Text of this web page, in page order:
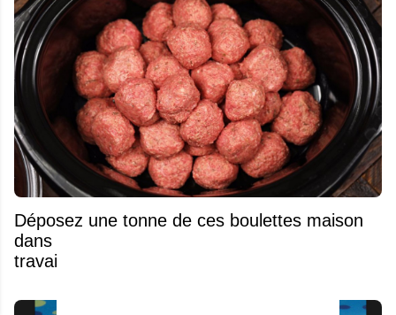
Déposez une tonne de ces boulettes maison
dans votre mijoteuse et laissez là faire le
travail.